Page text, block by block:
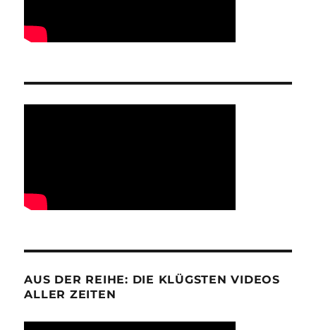
AUS DER REIHE: DIE KLÜGSTEN VIDEOS
ALLER ZEITEN